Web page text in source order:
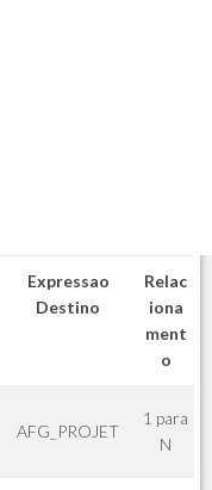
Expressao
Destino
Relac
iona
ment
o
AFG_PROJET
1 para
N